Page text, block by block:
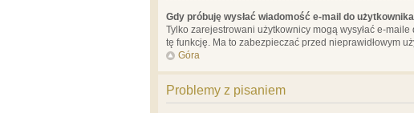
Gdy próbuję wysłać wiadomość e-mail do
Tylko zarejestrowani użytkownicy mogą wysyłać e-
tę funkcję. Ma to zabezpieczać przed nieprawidłowym
Góra
Problemy z pisaniem